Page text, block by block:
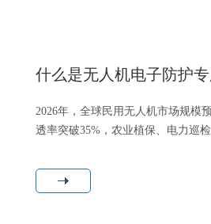
什么是无人机电子防护专
2026年，全球民用无人机市场规模
透率突破35%，农业植保、电力巡